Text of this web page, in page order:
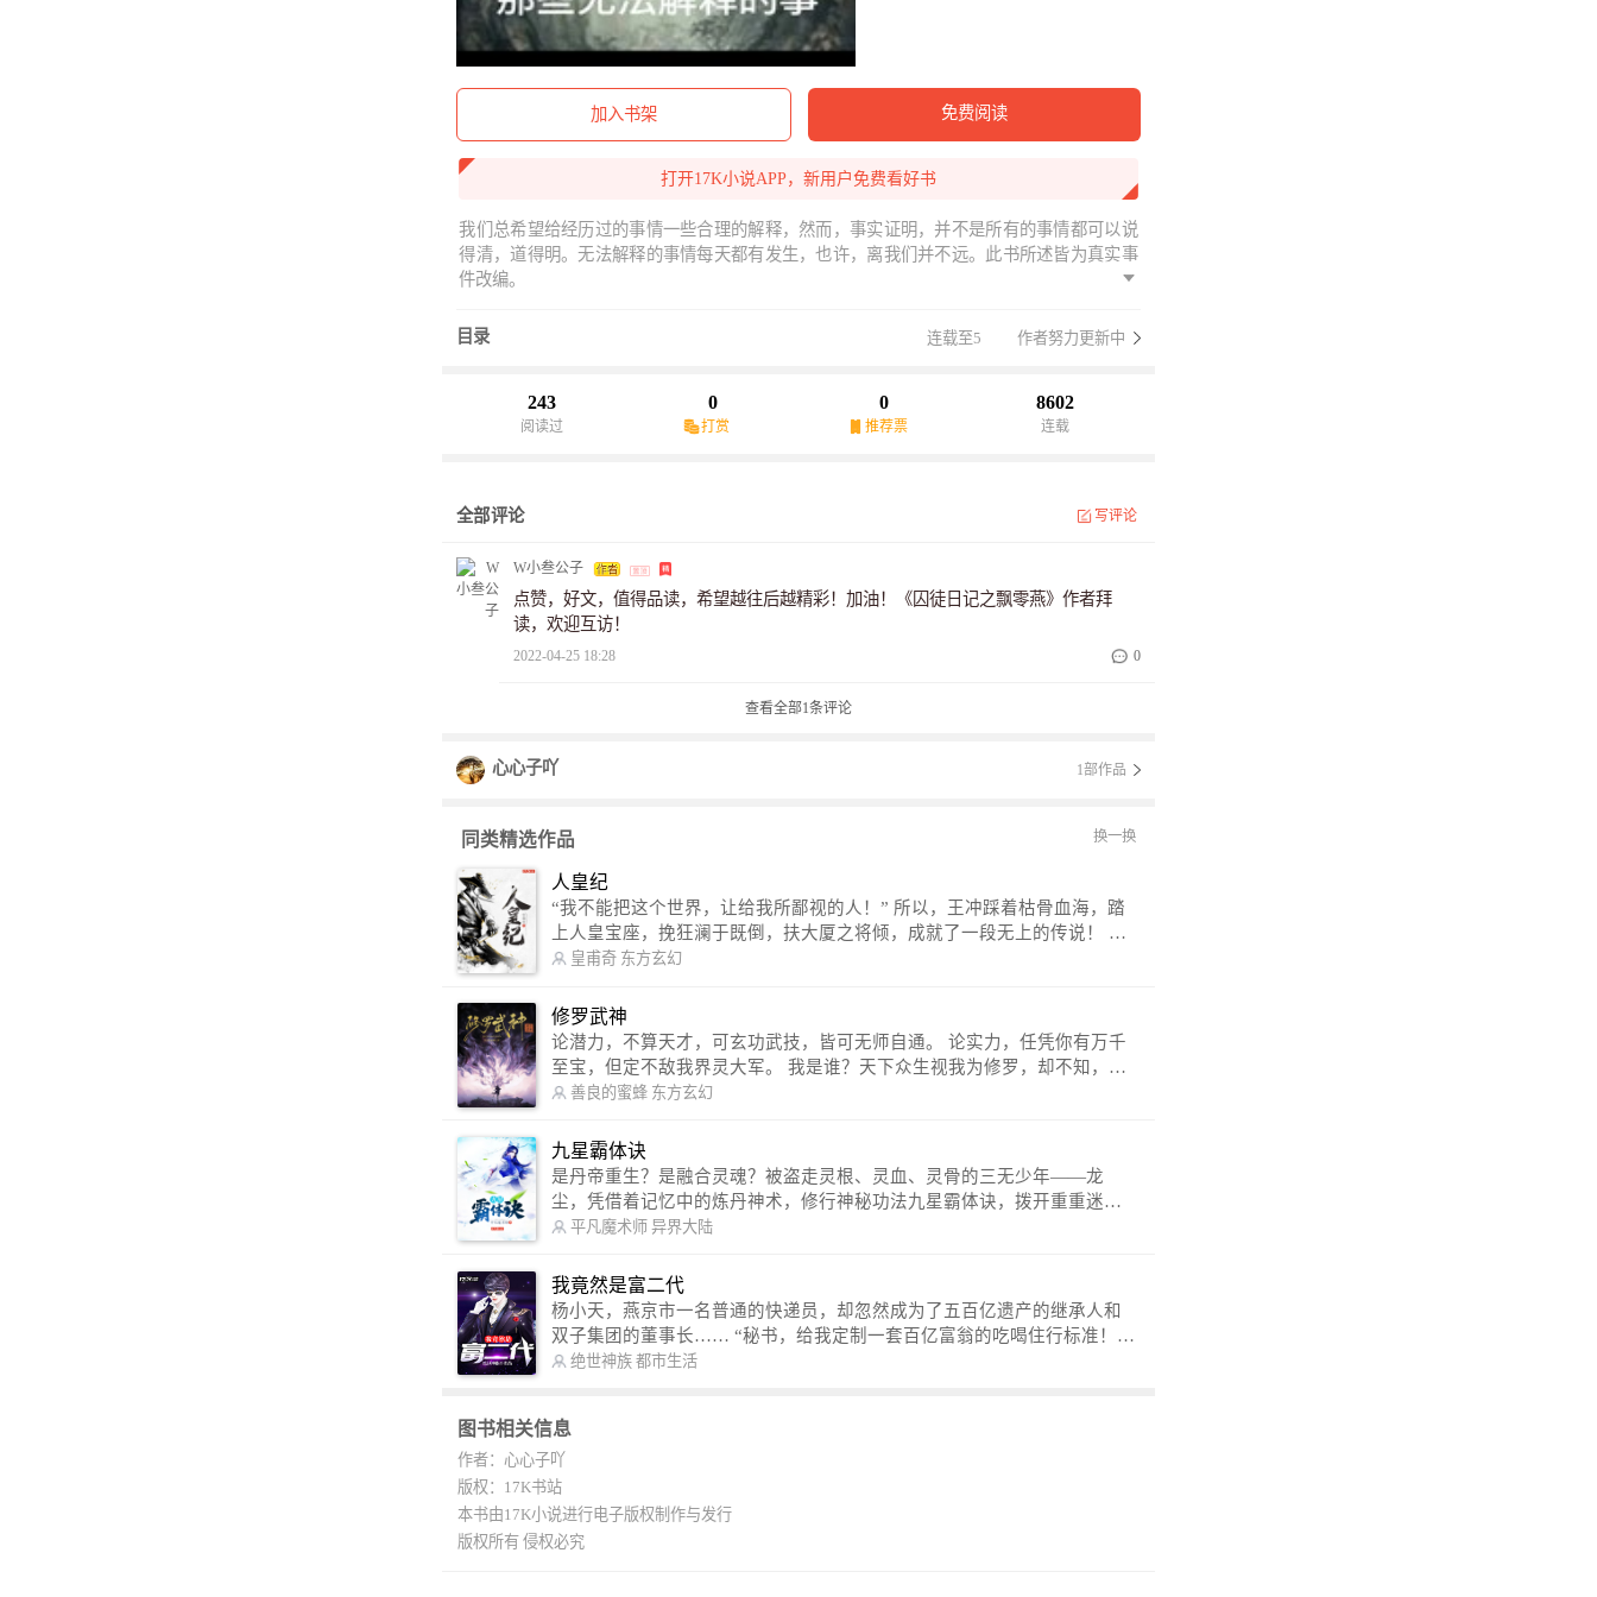
加入书架 免费阅读
打开17K小说APP，新用户免费看好书
我们总希望给经历过的事情一些合理的解释，然而，事实证明，并不是所有的事情都可以说
得清，道得明。无法解释的事情每天都有发生，也许，离我们并不远。此书所述皆为真实事
件改编。
目录 连载至5 作者努力更新中
243
阅读过
0
打赏
0
推荐票
8602
连载
全部评论 写评论
W小叁公子
点赞，好文，值得品读，希望越往后越精彩！加油！《囚徒日记之飘零燕》作者拜
读，欢迎互访！
2022-04-25 18:28 0
查看全部1条评论
心心子吖 1部作品
同类精选作品 换一换
人皇纪
“我不能把这个世界，让给我所鄙视的人！” 所以，王冲踩着枯骨血海，踏
上人皇宝座，挽狂澜于既倒，扶大厦之将倾，成就了一段无上的传说！ 微
信公众号：皇甫奇 （微信号：huangfuqi1985） 新浪微博：皇甫奇（地址：
皇甫奇 东方玄幻
修罗武神
论潜力，不算天才，可玄功武技，皆可无师自通。 论实力，任凭你有万千
至宝，但定不敌我界灵大军。 我是谁？天下众生视我为修罗，却不知，我
以修罗成武神。 （想看修罗武神番外，请关注蜜蜂微信公众号：善良的蜜
善良的蜜蜂 东方玄幻
九星霸体诀
是丹帝重生？是融合灵魂？被盗走灵根、灵血、灵骨的三无少年——龙
尘，凭借着记忆中的炼丹神术，修行神秘功法九星霸体诀，拨开重重迷
雾，解开惊天之局。 手掌天地乾坤，脚踏日月星辰，勾搭各色美女，
哭。 本故事纯属虚构，如有雷同，那就是真事儿，想要对号入座，抓
紧时间进群：487963015 微信公众号：平凡魔术师,或者搜索：pingfanmosh
ushi1982,公众号上有问必答，福利多多！
平凡魔术师 异界大陆
我竟然是富二代
杨小天，燕京市一名普通的快递员，却忽然成为了五百亿遗产的继承人和
双子集团的董事长…… “秘书，给我定制一套百亿富翁的吃喝住行标准！”
“好的，杨总。” “你晚上在我的床上安排五个嫩模是怎么回事？” “回杨总，
办不到的。
绝世神族 都市生活
图书相关信息
作者：心心子吖
版权：17K书站
本书由17K小说进行电子版权制作与发行
版权所有 侵权必究